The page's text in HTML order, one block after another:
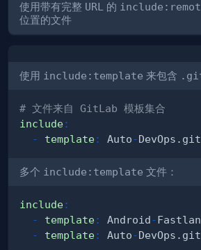
使用带有完整 URL 的
位置的文件
使用 include:template 来包含
# 文件来自 GitLab 模板集合
include:
-
template: Auto-
多个 include:template 文件：
include:
-
template: Android-
-
template: Auto-